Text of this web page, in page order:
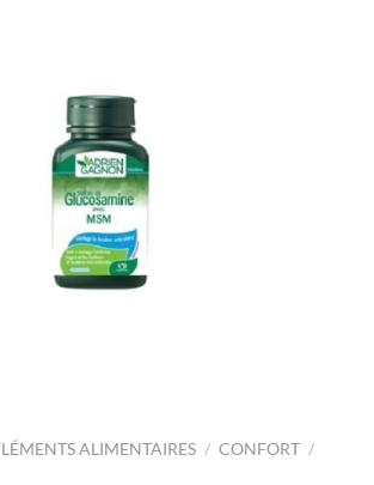
ALIMENTAIRES / CONFORT /